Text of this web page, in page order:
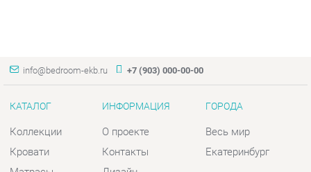
КАТАЛОГ
Матрасы
Комоды
ИНФОРМАЦИЯ
Дизайн
Доставка и Оплата
ГОРОДА